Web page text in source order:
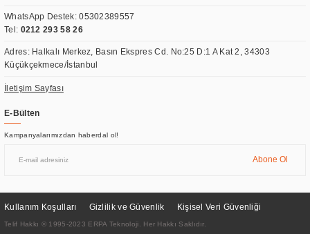
WhatsApp Destek:05302389557
Tel: 0212 293 58 26
Adres: Halkalı Merkez, Basın Ekspres Cd. No:25 D:1 A Kat 2, 34303
Küçükçekmece/İstanbul
İletişim Sayfası
E-Bülten
Kampanyalarımızdan haberdal ol!
Abone Ol
Kullanım Koşulları Gizlilik ve Güvenlik Kişisel Veri Güvenliği
Telif Hakkı © 1995-2023 ERPA Teknoloji. Her Hakkı Saklıdır.